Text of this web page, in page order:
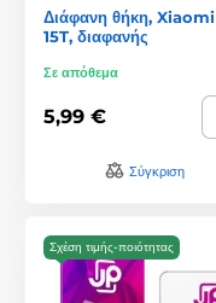
Διάφανη θήκη, Xiaomi
15T, διαφανής
Σε απόθεμα
5,99 €
Σύγκριση
Σχέση τιμής-ποιότητας